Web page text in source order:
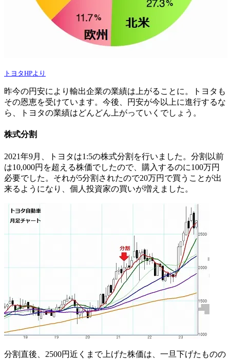
トヨタHPより
昨今の円安により輸出企業の業績は上がることに。トヨタも
その恩恵を受けています。今後、円安が今以上に進行するな
ら、トヨタの業績はどんどん上がっていくでしょう。
株式分割
2021年9月、トヨタは1:5の株式分割を行いました。分割以前
は10,000円を超える株価でしたので、購入するのに100万円
必要でした。それが5分割されたので20万円で買うことが出
来るようになり、個人投資家の買いが増えました。
分割直後、2500円近くまで上げた株価は、一旦下げたものの